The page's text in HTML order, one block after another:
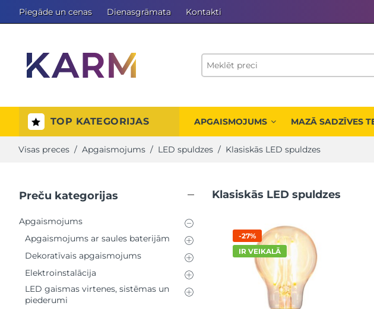
Piegāde un cenas Dienasgrāmata Kontakti
TOP KATEGORIJAS APGAISMOJUMS MAZĀ SADZĪVES
Visas preces / Apgaismojums / LED spuldzes / Klasiskās LED spuldzes
Klasiskās LED spuldzes
-27%
IR VEIKALĀ
Preču kategorijas
Apgaismojums
Apgaismojums ar saules baterijām
Dekoratīvais apgaismojums
Elektroinstalācija
LED gaismas virtenes, sistēmas un
piederumi